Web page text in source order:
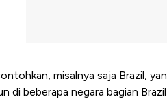
misalnya saja Brazil,
di beberapa negara bagian